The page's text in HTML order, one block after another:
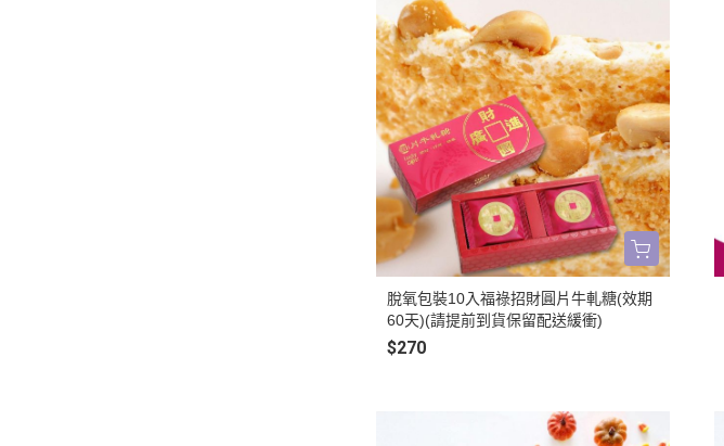
脫氧包裝10入福祿招財圓片牛軋糖(效期
60天)(請提前到貨保留配送緩衝)
$270